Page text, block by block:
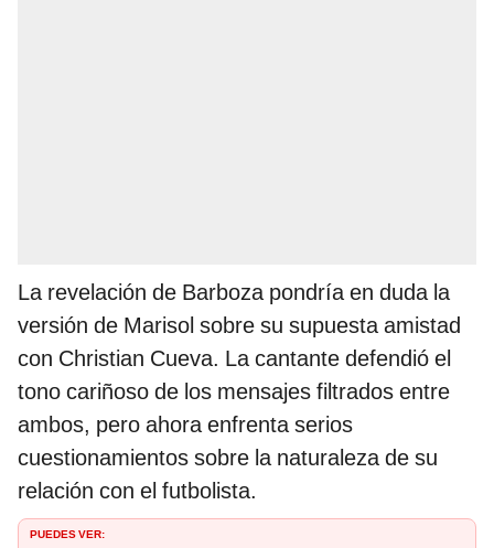
La revelación de Barboza pondría en duda la
versión de Marisol sobre su supuesta amistad
con Christian Cueva. La cantante defendió el
tono cariñoso de los mensajes filtrados entre
ambos, pero ahora enfrenta serios
cuestionamientos sobre la naturaleza de su
relación con el futbolista.
PUEDES VER: